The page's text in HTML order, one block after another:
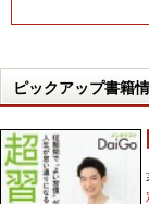
ピックアップ書籍